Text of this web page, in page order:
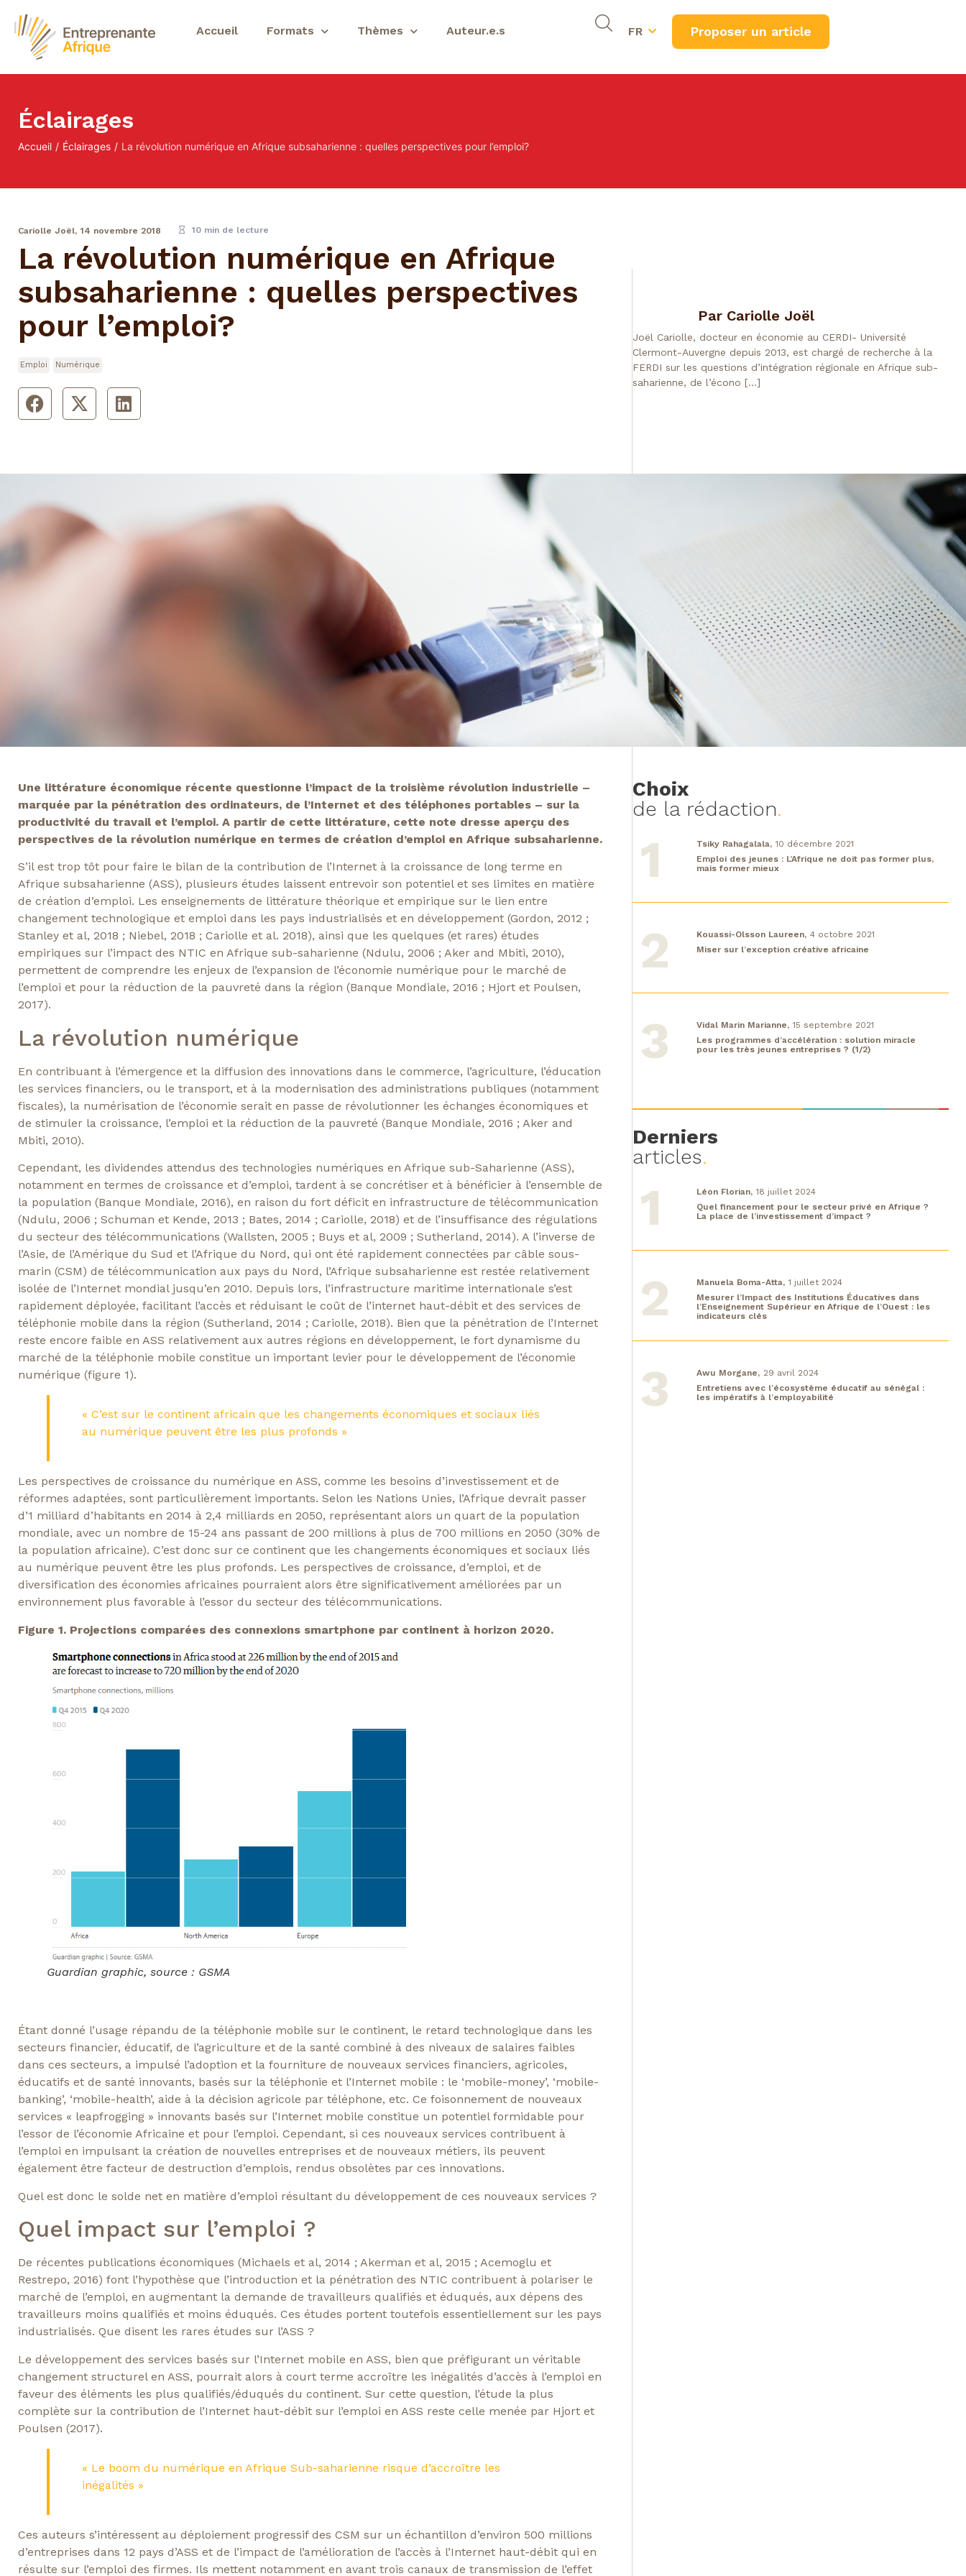
Accueil Formats Thèmes Auteur.e.s FR Proposer un article
Éclairages
Accueil / Éclairages / La révolution numérique en Afrique subsaharienne : quelles perspectives pour l’emploi?
Cariolle Joël, 14 novembre 2018 10 min de lecture
La révolution numérique en Afrique
subsaharienne : quelles perspectives
pour l’emploi?
Emploi Numérique
Par Cariolle Joël
Joël Cariolle, docteur en économie au CERDI- Université
Clermont-Auvergne depuis 2013, est chargé de recherche à la
FERDI sur les questions d’intégration régionale en Afrique sub-
saharienne, de l’écono […]
Une littérature économique récente questionne l’impact de la troisième révolution industrielle –
marquée par la pénétration des ordinateurs, de l’Internet et des téléphones portables – sur la
productivité du travail et l’emploi. A partir de cette littérature, cette note dresse aperçu des
perspectives de la révolution numérique en termes de création d’emploi en Afrique subsaharienne.
S’il est trop tôt pour faire le bilan de la contribution de l’Internet à la croissance de long terme en
Afrique subsaharienne (ASS), plusieurs études laissent entrevoir son potentiel et ses limites en matière
de création d’emploi. Les enseignements de littérature théorique et empirique sur le lien entre
changement technologique et emploi dans les pays industrialisés et en développement (Gordon, 2012 ;
Stanley et al, 2018 ; Niebel, 2018 ; Cariolle et al. 2018), ainsi que les quelques (et rares) études
empiriques sur l’impact des NTIC en Afrique sub-saharienne (Ndulu, 2006 ; Aker and Mbiti, 2010),
permettent de comprendre les enjeux de l’expansion de l’économie numérique pour le marché de
l’emploi et pour la réduction de la pauvreté dans la région (Banque Mondiale, 2016 ; Hjort et Poulsen,
2017).
La révolution numérique
En contribuant à l’émergence et la diffusion des innovations dans le commerce, l’agriculture, l’éducation
les services financiers, ou le transport, et à la modernisation des administrations publiques (notamment
fiscales), la numérisation de l’économie serait en passe de révolutionner les échanges économiques et
de stimuler la croissance, l’emploi et la réduction de la pauvreté (Banque Mondiale, 2016 ; Aker and
Mbiti, 2010).
Cependant, les dividendes attendus des technologies numériques en Afrique sub-Saharienne (ASS),
notamment en termes de croissance et d’emploi, tardent à se concrétiser et à bénéficier à l’ensemble de
la population (Banque Mondiale, 2016), en raison du fort déficit en infrastructure de télécommunication
(Ndulu, 2006 ; Schuman et Kende, 2013 ; Bates, 2014 ; Cariolle, 2018) et de l’insuffisance des régulations
du secteur des télécommunications (Wallsten, 2005 ; Buys et al, 2009 ; Sutherland, 2014). A l’inverse de
l’Asie, de l’Amérique du Sud et l’Afrique du Nord, qui ont été rapidement connectées par câble sous-
marin (CSM) de télécommunication aux pays du Nord, l’Afrique subsaharienne est restée relativement
isolée de l’Internet mondial jusqu’en 2010. Depuis lors, l’infrastructure maritime internationale s’est
rapidement déployée, facilitant l’accès et réduisant le coût de l’internet haut-débit et des services de
téléphonie mobile dans la région (Sutherland, 2014 ; Cariolle, 2018). Bien que la pénétration de l’Internet
reste encore faible en ASS relativement aux autres régions en développement, le fort dynamisme du
marché de la téléphonie mobile constitue un important levier pour le développement de l’économie
numérique (figure 1).
« C’est sur le continent africain que les changements économiques et sociaux liés
au numérique peuvent être les plus profonds »
Les perspectives de croissance du numérique en ASS, comme les besoins d’investissement et de
réformes adaptées, sont particulièrement importants. Selon les Nations Unies, l’Afrique devrait passer
d’1 milliard d’habitants en 2014 à 2,4 milliards en 2050, représentant alors un quart de la population
mondiale, avec un nombre de 15-24 ans passant de 200 millions à plus de 700 millions en 2050 (30% de
la population africaine). C’est donc sur ce continent que les changements économiques et sociaux liés
au numérique peuvent être les plus profonds. Les perspectives de croissance, d’emploi, et de
diversification des économies africaines pourraient alors être significativement améliorées par un
environnement plus favorable à l’essor du secteur des télécommunications.
Figure 1. Projections comparées des connexions smartphone par continent à horizon 2020.
Guardian graphic, source : GSMA
Étant donné l’usage répandu de la téléphonie mobile sur le continent, le retard technologique dans les
secteurs financier, éducatif, de l’agriculture et de la santé combiné à des niveaux de salaires faibles
dans ces secteurs, a impulsé l’adoption et la fourniture de nouveaux services financiers, agricoles,
éducatifs et de santé innovants, basés sur la téléphonie et l’Internet mobile : le ‘mobile-money’, ‘mobile-
banking’, ‘mobile-health’, aide à la décision agricole par téléphone, etc. Ce foisonnement de nouveaux
services « leapfrogging » innovants basés sur l’Internet mobile constitue un potentiel formidable pour
l’essor de l’économie Africaine et pour l’emploi. Cependant, si ces nouveaux services contribuent à
l’emploi en impulsant la création de nouvelles entreprises et de nouveaux métiers, ils peuvent
également être facteur de destruction d’emplois, rendus obsolètes par ces innovations.
Quel est donc le solde net en matière d’emploi résultant du développement de ces nouveaux services ?
Quel impact sur l’emploi ?
De récentes publications économiques (Michaels et al, 2014 ; Akerman et al, 2015 ; Acemoglu et
Restrepo, 2016) font l’hypothèse que l’introduction et la pénétration des NTIC contribuent à polariser le
marché de l’emploi, en augmentant la demande de travailleurs qualifiés et éduqués, aux dépens des
travailleurs moins qualifiés et moins éduqués. Ces études portent toutefois essentiellement sur les pays
industrialisés. Que disent les rares études sur l’ASS ?
Le développement des services basés sur l’Internet mobile en ASS, bien que préfigurant un véritable
changement structurel en ASS, pourrait alors à court terme accroître les inégalités d’accès à l’emploi en
faveur des éléments les plus qualifiés/éduqués du continent. Sur cette question, l’étude la plus
complète sur la contribution de l’Internet haut-débit sur l’emploi en ASS reste celle menée par Hjort et
Poulsen (2017).
« Le boom du numérique en Afrique Sub-saharienne risque d’accroître les
inégalités »
Ces auteurs s’intéressent au déploiement progressif des CSM sur un échantillon d’environ 500 millions
d’entreprises dans 12 pays d’ASS et de l’impact de l’amélioration de l’accès à l’Internet haut-débit qui en
résulte sur l’emploi des firmes. Ils mettent notamment en avant trois canaux de transmission de l’effet
Choix
de la rédaction.
Tsiky Rahagalala, 10 décembre 2021
Emploi des jeunes : L’Afrique ne doit pas former plus,
mais former mieux
Kouassi-Olsson Laureen, 4 octobre 2021
Miser sur l’exception créative africaine
Vidal Marin Marianne, 15 septembre 2021
Les programmes d’accélération : solution miracle
pour les très jeunes entreprises ? (1/2)
Derniers
articles.
Léon Florian, 18 juillet 2024
Quel financement pour le secteur privé en Afrique ?
La place de l’investissement d’impact ?
Manuela Boma-Atta, 1 juillet 2024
Mesurer l’Impact des Institutions Éducatives dans
l’Enseignement Supérieur en Afrique de l’Ouest : les
indicateurs clés
Awu Morgane, 29 avril 2024
Entretiens avec l’écosystème éducatif au sénégal :
les impératifs à l’employabilité